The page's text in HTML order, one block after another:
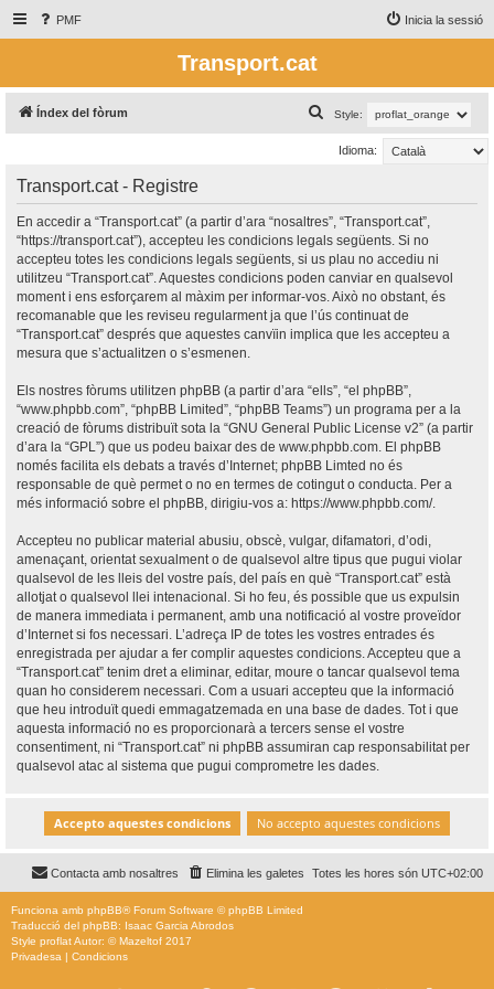
PMF Inicia la sessió
Transport.cat
Índex del fòrum Style:
e
a
Idioma:
Transport.cat - Registre
En accedir a “Transport.cat” (a partir d’ara “nosaltres”, “Transport.cat”,
“https://transport.cat”), accepteu les condicions legals següents. Si no
accepteu totes les condicions legals següents, si us plau no accediu ni
utilitzeu “Transport.cat”. Aquestes condicions poden canviar en qualsevol
moment i ens esforçarem al màxim per informar-vos. Això no obstant, és
recomanable que les reviseu regularment ja que l’ús continuat de
“Transport.cat” després que aquestes canvïin implica que les accepteu a
mesura que s’actualitzen o s’esmenen.
Els nostres fòrums utilitzen phpBB (a partir d’ara “ells”, “el phpBB”,
“www.phpbb.com”, “phpBB Limited”, “phpBB Teams”) un programa per a la
creació de fòrums distribuït sota la “GNU General Public License v2” (a partir
d’ara la “GPL”) que us podeu baixar des de www.phpbb.com . El phpBB
només facilita els debats a través d’Internet; phpBB Limted no és
responsable de què permet o no en termes de cotingut o conducta. Per a
més informació sobre el phpBB, dirigiu-vos a: https://www.phpbb.com/.
Accepteu no publicar material abusiu, obscè, vulgar, difamatori, d’odi,
amenaçant, orientat sexualment o de qualsevol altre tipus que pugui violar
qualsevol de les lleis del vostre país, del país en què “Transport.cat” està
allotjat o qualsevol llei intenacional. Si ho feu, és possible que us expulsin
de manera immediata i permanent, amb una notificació al vostre proveïdor
d’Internet si fos necessari. L’adreça IP de totes les vostres entrades és
enregistrada per ajudar a fer complir aquestes condicions. Accepteu que a
“Transport.cat” tenim dret a eliminar, editar, moure o tancar qualsevol tema
quan ho considerem necessari. Com a usuari accepteu que la informació
que heu introduït quedi emmagatzemada en una base de dades. Tot i que
aquesta informació no es proporcionarà a tercers sense el vostre
consentiment, ni “Transport.cat” ni phpBB assumiran cap responsabilitat per
qualsevol atac al sistema que pugui comprometre les dades.
Totes les hores són UTC+02:00
Elimina les galetes
Contacta amb nosaltres
Funciona amb phpBB® Forum Software © phpBB Limited
Traducció del phpBB: Isaac Garcia Abrodos
Style proflatAutor: ©Mazeltof 2017
Privadesa | Condicions